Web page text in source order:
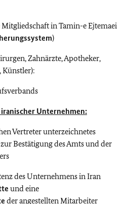
in Tamin-e Ejtemaei
)
Zahnärzte, Apotheker,
Künstler):
Unternehmen:
Vertreter unterzeichnetes
zur Bestätigung des Amts und der
des Unternehmens in Iran
und eine
der angestellten Mitarbeiter